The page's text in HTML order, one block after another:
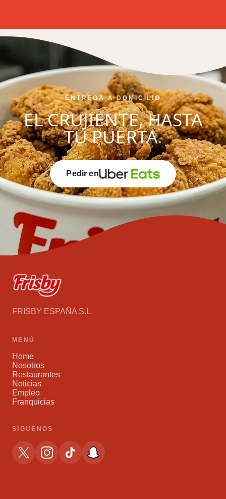
ENTREGA A DOMICILIO
EL CRUJIENTE, HASTA
TU PUERTA.
Pedir en
FRISBY ESPAÑA S.L.
MENÚ
Home
Nosotros
Restaurantes
Noticias
Empleo
Franquicias
SÍGUENOS